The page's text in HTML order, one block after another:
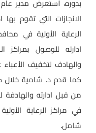
بدوره، استعرض مدير عام
الانجازات التي تقوم
الرعاية الأولية في
ادارته للوصول بمراكز
والهادف لتخفيف
كما قدم د. شامية خلال
من قبل ادارته والهادفة
في مراكز الرعاية
شامل.